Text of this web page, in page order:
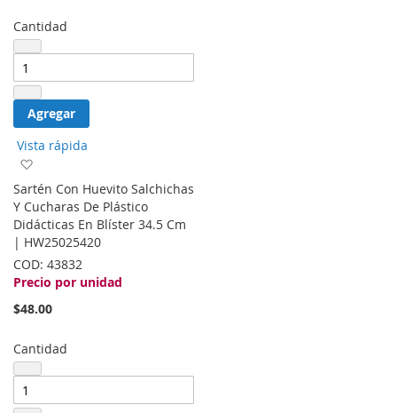
Cantidad
Agregar
Vista rápida
a
la
lista
de
deseos
Sartén Con Huevito Salchichas
Y Cucharas De Plástico
Didácticas En Blíster 34.5 Cm
| HW25025420
COD: 43832
Precio por unidad
$48.00
Cantidad